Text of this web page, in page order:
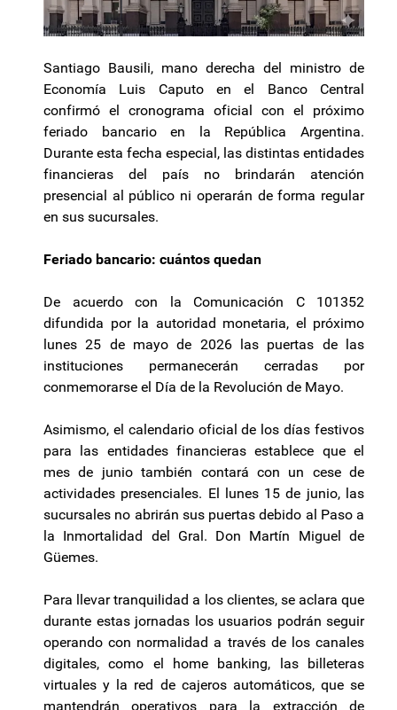
Santiago Bausili, mano derecha del ministro de
Economía Luis Caputo en el Banco Central
confirmó el cronograma oficial con el próximo
feriado bancario en la República Argentina.
Durante esta fecha especial, las distintas entidades
financieras del país no brindarán atención
presencial al público ni operarán de forma regular
en sus sucursales.
Feriado bancario: cuántos quedan
De acuerdo con la Comunicación C 101352
difundida por la autoridad monetaria, el próximo
lunes 25 de mayo de 2026 las puertas de las
instituciones permanecerán cerradas por
conmemorarse el Día de la Revolución de Mayo.
Asimismo, el calendario oficial de los días festivos
para las entidades financieras establece que el
mes de junio también contará con un cese de
actividades presenciales. El lunes 15 de junio, las
sucursales no abrirán sus puertas debido al Paso a
la Inmortalidad del Gral. Don Martín Miguel de
Güemes.
Para llevar tranquilidad a los clientes, se aclara que
durante estas jornadas los usuarios podrán seguir
operando con normalidad a través de los canales
digitales, como el home banking, las billeteras
virtuales y la red de cajeros automáticos, que se
mantendrán operativos para la extracción de